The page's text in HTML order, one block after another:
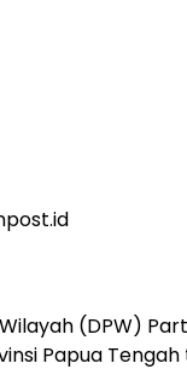
(DPW)
Papua